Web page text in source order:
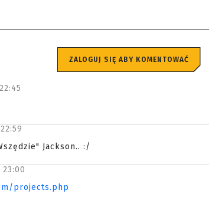
ZALOGUJ SIĘ ABY KOMENTOWAĆ
22:45
22:59
Jackson.. :/
23:00
projects.php